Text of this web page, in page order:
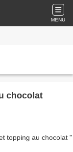
MENU
chocolat